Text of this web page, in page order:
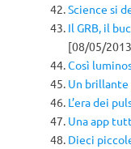
Science si
Il GRB, il
[08/05/
Così
Un brillante
L’era dei
Una app
Dieci